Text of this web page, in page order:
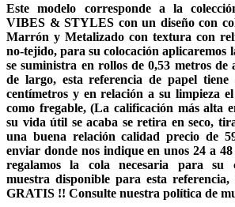
Este modelo corresponde a la
VIBES & STYLES con un diseño con
Marrón y Metalizado con textura con
no-tejido, para su colocación aplicaremos
se suministra en rollos de 0,53 metros de
de largo, esta referencia de papel
centímetros y en relación a su limpieza
como fregable, (La calificación más alta
su vida útil se acaba se retira en seco,
una buena relación calidad precio de
enviar donde nos indique en unos 24 a
regalamos la cola necesaria para su
muestra disponible para esta
GRATIS !! Consulte nuestra política de